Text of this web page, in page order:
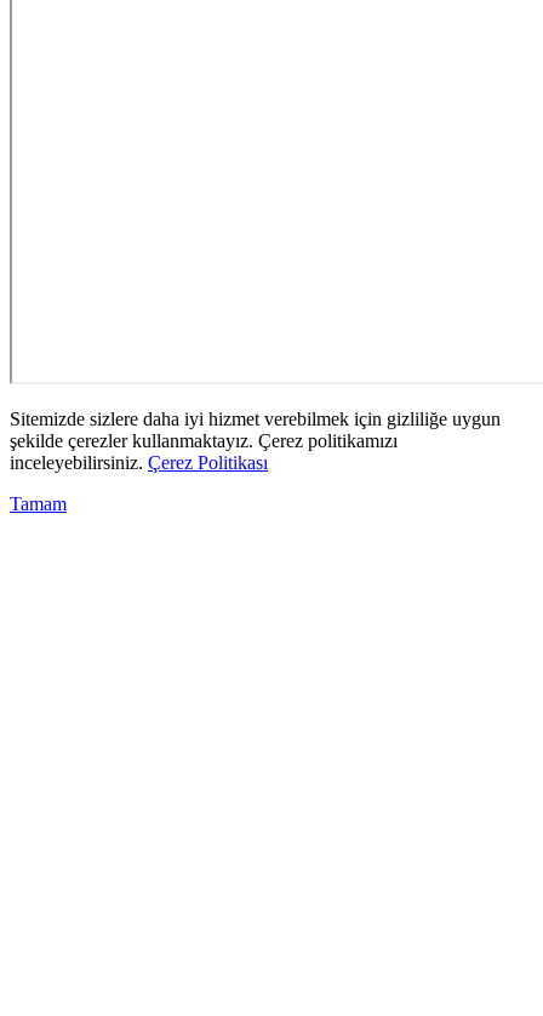
Sitemizde sizlere daha iyi hizmet verebilmek için gizliliğe uygun
şekilde çerezler kullanmaktayız. Çerez politikamızı
inceleyebilirsiniz. Çerez Politikası
Tamam